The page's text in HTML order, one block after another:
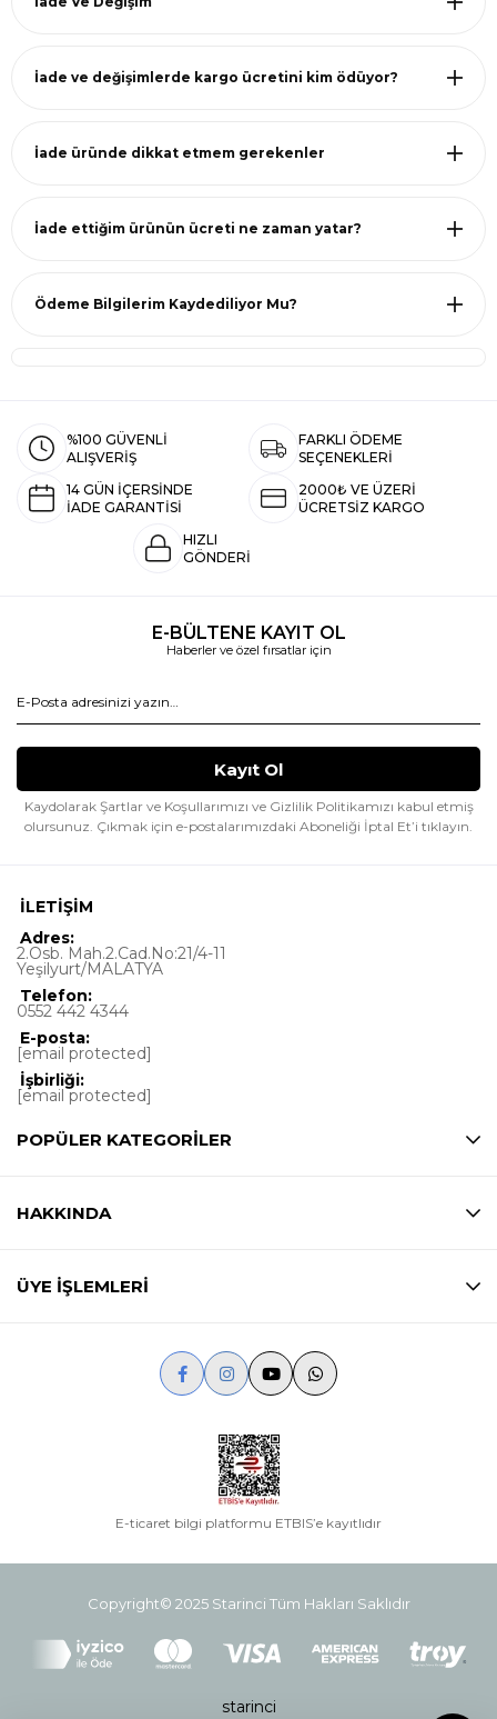
İade ve değişimlerde kargo ücretini kim ödüyor?
İade üründe dikkat etmem gerekenler
İade ettiğim ürünün ücreti ne zaman yatar?
Ödeme Bilgilerim Kaydediliyor Mu?
%100 GÜVENLİ
ALIŞVERİŞ
FARKLI ÖDEME
SEÇENEKLERİ
14 GÜN İÇERSİNDE
İADE GARANTİSİ
2000₺ VE ÜZERİ
ÜCRETSİZ KARGO
HIZLI
GÖNDERİ
E-BÜLTENE KAYIT OL
Haberler ve özel fırsatlar için
Kaydolarak Şartlar ve Koşullarımızı ve Gizlilik Politikamızı kabul etmiş
olursunuz. Çıkmak için e-postalarımızdaki Aboneliği İptal Et’i tıklayın.
İLETİŞİM
Adres:
2.Osb. Mah.2.Cad.No:21/4-11
Yeşilyurt/MALATYA
Telefon:
0552 442 4344
E-posta:
[email protected]
İşbirliği:
[email protected]
POPÜLER KATEGORİLER
HAKKINDA
ÜYE İŞLEMLERİ
E-ticaret bilgi platformu ETBIS’e kayıtlıdır
Copyright© 2025 Starinci Tüm Hakları Saklıdır
starinci